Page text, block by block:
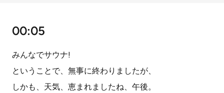
00:05
みんなでサウナ!
ということで、無事に終わりましたが、
しかも、天気、恵まれましたね、午後。